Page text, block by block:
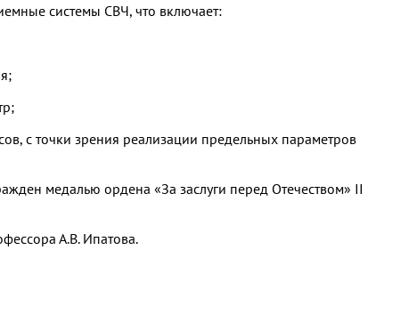
системы СВЧ, что включает:
с точки зрения реализации предельных параметров
медалью ордена «За заслуги перед Отечеством» II
А.В. Ипатова.